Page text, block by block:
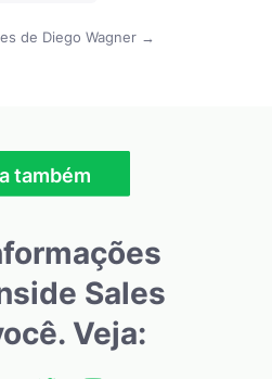
de Diego Wagner →
também
Sales
Veja: